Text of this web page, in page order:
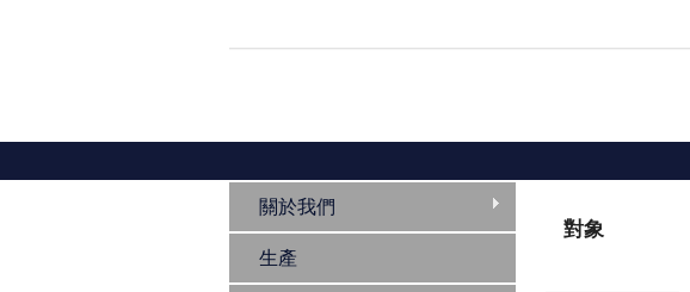
關於我們
生產
對象